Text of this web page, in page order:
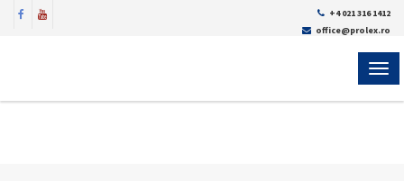
+4 021 316 1412
office@prolex.ro